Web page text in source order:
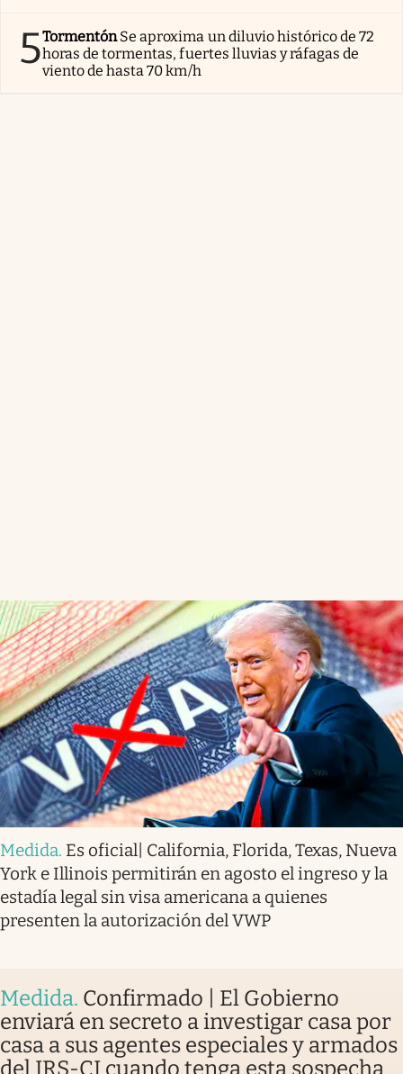
5TormentónSe aproxima un diluvio histórico de 72
horas de tormentas, fuertes lluvias y ráfagas de
viento de hasta 70 km/h
Medida. Es oficial| California, Florida, Texas, Nueva
York e Illinois permitirán en agosto el ingreso y la
estadía legal sin visa americana a quienes
presenten la autorización del VWP
Medida. Confirmado | El Gobierno
enviará en secreto a investigar casa por
casa a sus agentes especiales y armados
del IRS-CI cuando tenga esta sospecha